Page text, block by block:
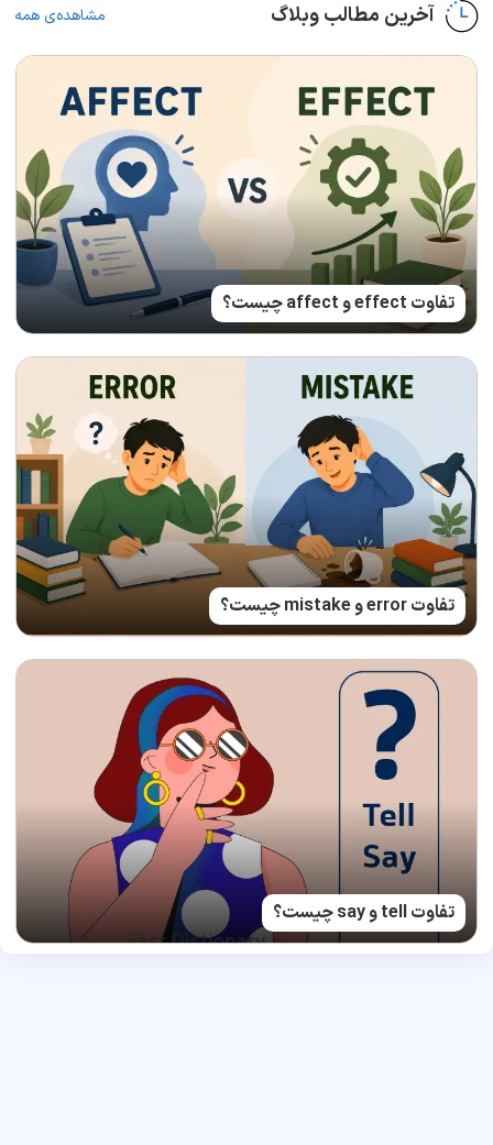
آخرین مطالب وبلاگ مشاهده‌ی همه
تفاوت effect و affect چیست؟
تفاوت error و mistake چیست؟
تفاوت tell و say چیست؟